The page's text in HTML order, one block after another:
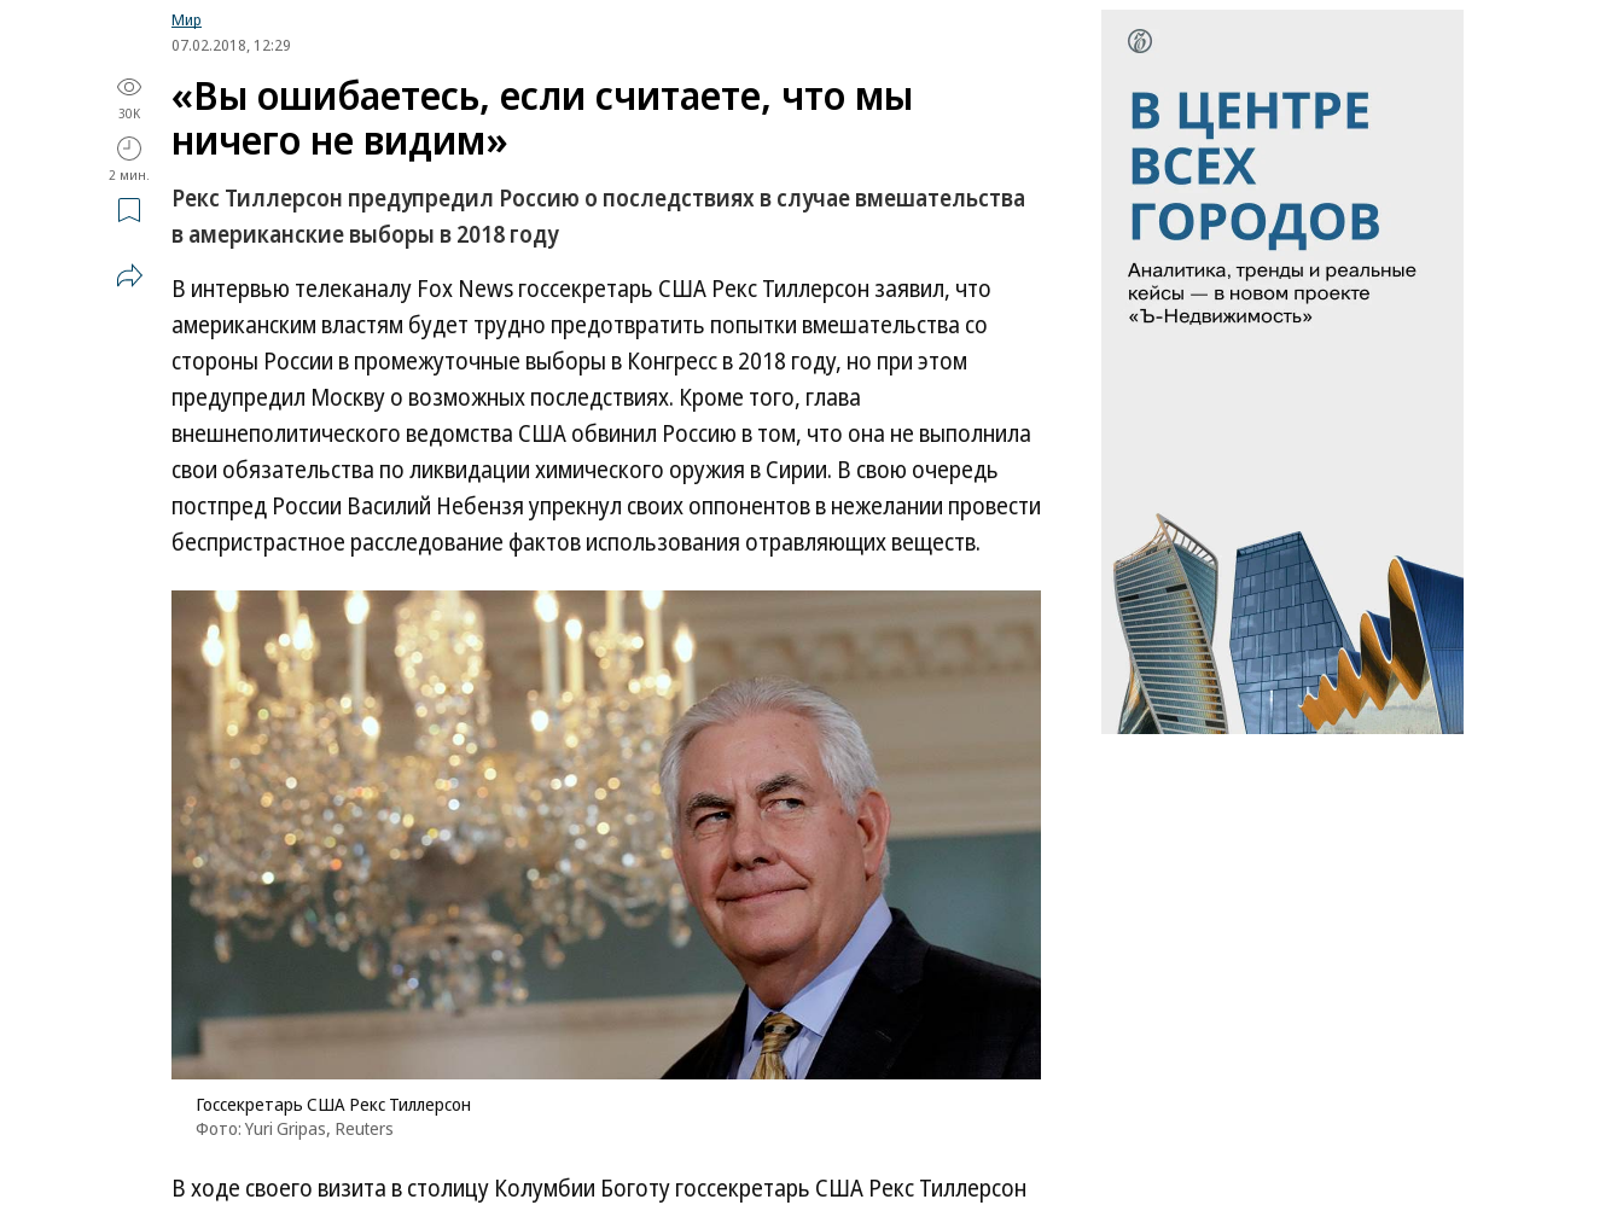
Мир
07.02.2018, 12:29
30K
2 мин.
«Вы ошибаетесь, если считаете, что мы
ничего не видим»
Рекс Тиллерсон предупредил Россию о последствиях в случае вмешательства
в американские выборы в 2018 году
В интервью телеканалу Fox News госсекретарь США Рекс Тиллерсон заявил, что
американским властям будет трудно предотвратить попытки вмешательства со
стороны России в промежуточные выборы в Конгресс в 2018 году, но при этом
предупредил Москву о возможных последствиях. Кроме того, глава
внешнеполитического ведомства США обвинил Россию в том, что она не выполнила
свои обязательства по ликвидации химического оружия в Сирии. В свою очередь
постпред России Василий Небензя упрекнул своих оппонентов в нежелании провести
беспристрастное расследование фактов использования отравляющих веществ.
Госсекретарь США Рекс Тиллерсон
Фото: Yuri Gripas, Reuters
В ходе своего визита в столицу Колумбии Боготу госсекретарь США Рекс Тиллерсон